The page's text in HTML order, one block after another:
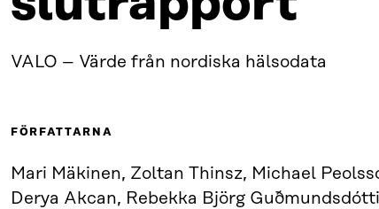
VALO – Värde från nordiska hälsodata
FÖRFATTARNA
Mari Mäkinen, Zoltan Thinsz, Michael
Derya Akcan, Rebekka Björg